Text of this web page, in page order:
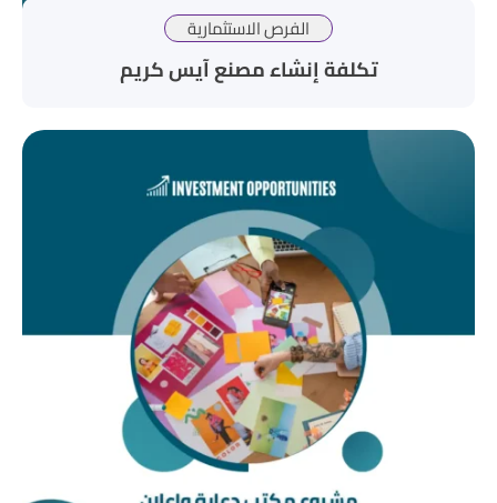
الفرص الاستثمارية
تكلفة إنشاء مصنع آيس كريم